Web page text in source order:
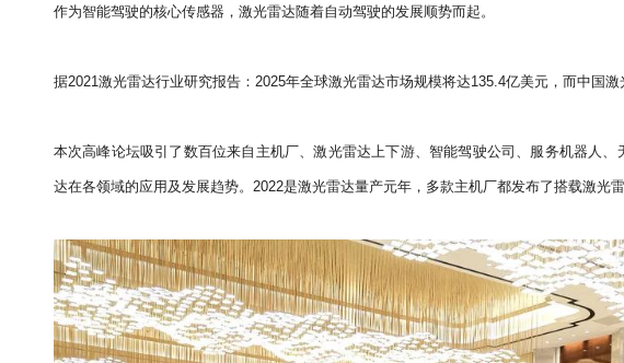
作为智能驾驶的核心传感器，激光雷达随着自动驾驶的发展顺势而起。
据2021激光雷达行业研究报告：2025年全球激光雷达市场规模将达135.4亿美元，而中国激
本次高峰论坛吸引了数百位来自主机厂、激光雷达上下游、智能驾驶公司、服务机器人
达在各领域的应用及发展趋势。2022是激光雷达量产元年，多款主机厂都发布了搭载激光雷